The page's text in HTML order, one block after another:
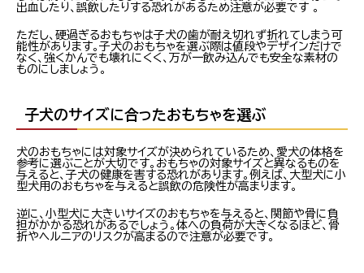
出血したり、誤飲したりする恐れがあるため注意が必要です 。
ただし、硬過ぎるおもちゃは子犬の歯が耐え切れず折れてしまう可
能性があります。子犬のおもちゃを選ぶ際は値段やデザインだけで
なく、強くかんでも壊れにくく、万が一飲み込んでも安全な素材の
ものにしましょう。
子犬のサイズに合ったおもちゃを選ぶ
犬のおもちゃには対象サイズが決められているため、愛犬の体格を
参考に選ぶことが大切です。おもちゃの対象サイズと異なるものを
与えると、子犬の健康を害する恐れがあります。例えば、大型犬に小
型犬用のおもちゃを与えると誤飲の危険性が高まります。
逆に、小型犬に大きいサイズのおもちゃを与えると、関節や骨に負
担がかかる恐れがあるでしょう。体への負荷が大きくなるほど、骨
折やヘルニアのリスクが高まるので注意が必要です。